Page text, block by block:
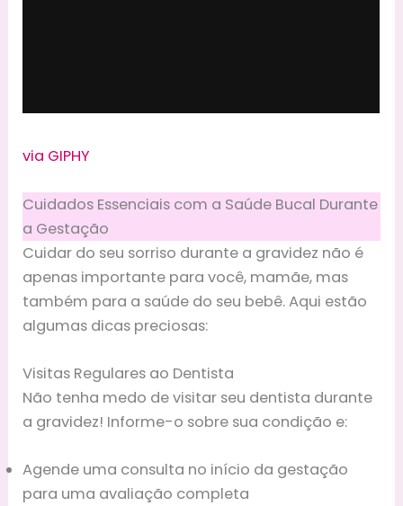
via GIPHY
Cuidados Essenciais com a Saúde Bucal Durante
a Gestação
Cuidar do seu sorriso durante a gravidez não é
apenas importante para você, mamãe, mas
também para a saúde do seu bebê. Aqui estão
algumas dicas preciosas:
Visitas Regulares ao Dentista
Não tenha medo de visitar seu dentista durante
a gravidez! Informe-o sobre sua condição e:
Agende uma consulta no início da gestação
para uma avaliação completa